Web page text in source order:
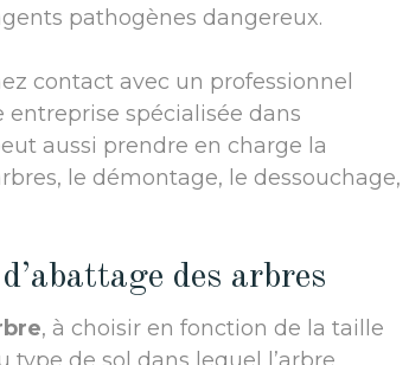
pathogènes dangereux.
contact avec un professionnel
entreprise spécialisée dans
aussi prendre en charge la
le démontage, le dessouchage,
des arbres
, à choisir en fonction de la taille